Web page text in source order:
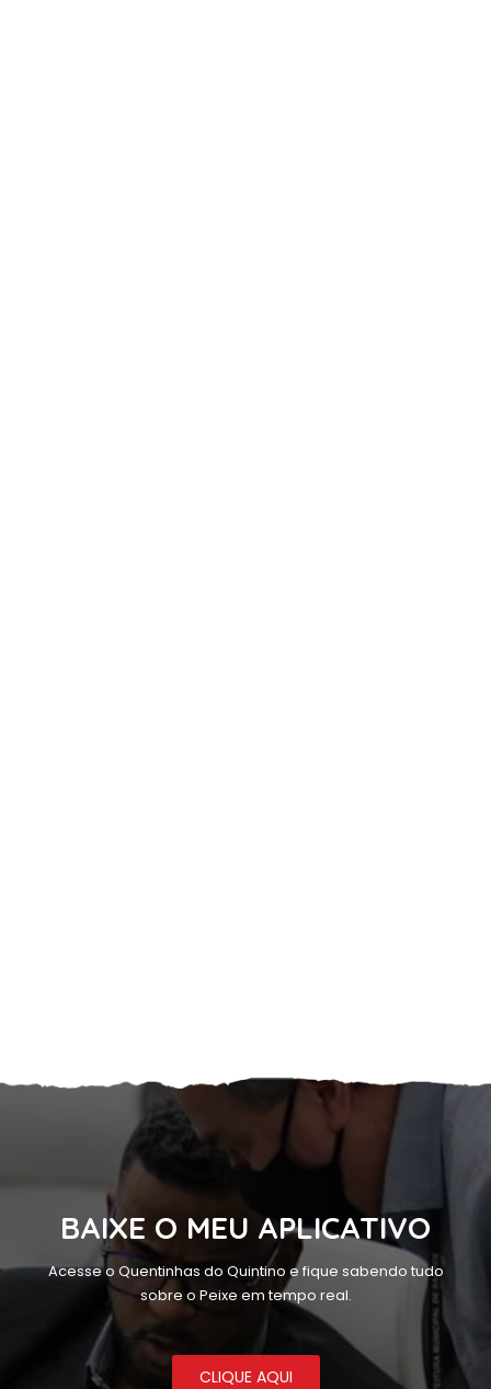
BAIXE O MEU APLICATIVO
Acesse o Quentinhas do Quintino e fique sabendo tudo
sobre o Peixe em tempo real.
CLIQUE AQUI